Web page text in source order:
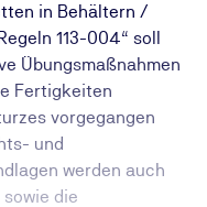
in Behältern /
Übungsmaßnahmen
Fertigkeiten
vorgegangen
und
werden auch
die